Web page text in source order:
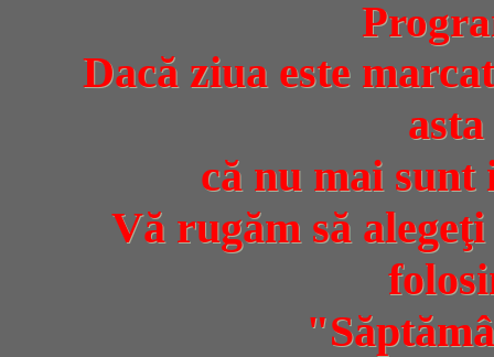
Dacă ziua este
că nu mai
Vă rugăm să